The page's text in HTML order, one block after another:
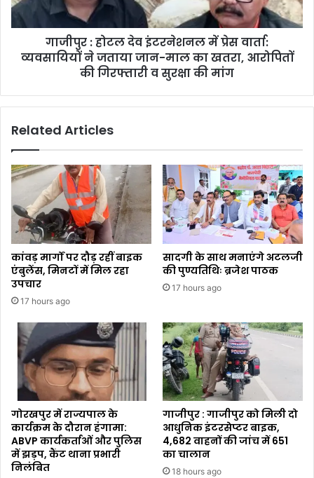
गाजीपुर : होटल देव इंटरनेशनल में प्रेस वार्ता:
व्यवसायियों ने जताया जान-माल का खतरा, आरोपितों
की गिरफ्तारी व सुरक्षा की मांग
Related Articles
कांवड़ मार्गों पर दौड़ रहीं बाइक
एंबुलेंस, मिनटों में मिल रहा
उपचार
17 hours ago
सादगी के साथ मनाएंगे अटलजी
की पुण्यतिथिः ब्रजेश पाठक
17 hours ago
गोरखपुर में राज्यपाल के
कार्यक्रम के दौरान हंगामा:
ABVP कार्यकर्ताओं और पुलिस
में झड़प, कैंट थाना प्रभारी
निलंबित
गाजीपुर : गाजीपुर को मिली दो
आधुनिक इंटरसेप्टर बाइक,
4,682 वाहनों की जांच में 651
का चालान
18 hours ago